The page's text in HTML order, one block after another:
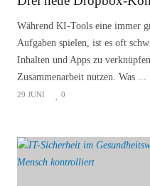
Während KI-Tools eine immer
Aufgaben spielen, ist es oft
Inhalten und Apps zu
Zusammenarbeit nutzen. Was ...
29 JUNI 0